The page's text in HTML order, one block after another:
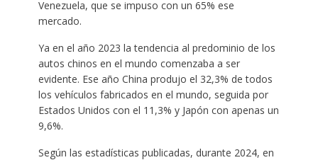
Venezuela, que se impuso con un 65% ese
mercado.
Ya en el año 2023 la tendencia al predominio de los
autos chinos en el mundo comenzaba a ser
evidente. Ese año China produjo el 32,3% de todos
los vehículos fabricados en el mundo, seguida por
Estados Unidos con el 11,3% y Japón con apenas un
9,6%.
Según las estadísticas publicadas, durante 2024, en